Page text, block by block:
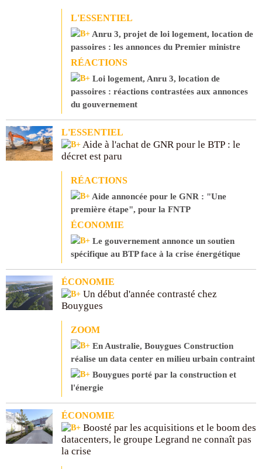
L'ESSENTIEL
Anru 3, projet de loi logement, location de
passoires : les annonces du Premier ministre
RÉACTIONS
Loi logement, Anru 3, location de
passoires : réactions contrastées aux annonces
du gouvernement
L'ESSENTIEL
Aide à l'achat de GNR pour le BTP : le
décret est paru
RÉACTIONS
Aide annoncée pour le GNR : "Une
première étape", pour la FNTP
ÉCONOMIE
Le gouvernement annonce un soutien
spécifique au BTP face à la crise énergétique
ÉCONOMIE
Un début d'année contrasté chez
Bouygues
ZOOM
En Australie, Bouygues Construction
réalise un data center en milieu urbain contraint
Bouygues porté par la construction et
l'énergie
ÉCONOMIE
Boosté par les acquisitions et le boom des
datacenters, le groupe Legrand ne connaît pas
la crise